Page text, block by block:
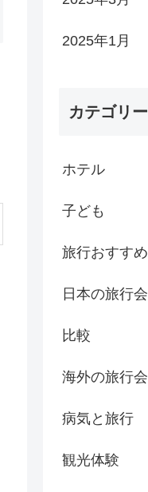
2025年1月
カテゴリー
ホテル
子ども
旅行おすす
日本の旅行
比較
海外の旅行
病気と旅行
観光体験